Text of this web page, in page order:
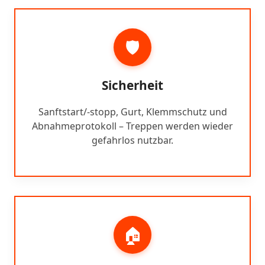
🛡️
Sicherheit
Sanftstart/-stopp, Gurt, Klemmschutz und
Abnahmeprotokoll – Treppen werden wieder
gefahrlos nutzbar.
🏠